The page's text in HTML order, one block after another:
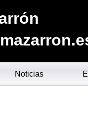
Noticias